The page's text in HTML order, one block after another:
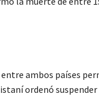
ambos países
ordenó suspender